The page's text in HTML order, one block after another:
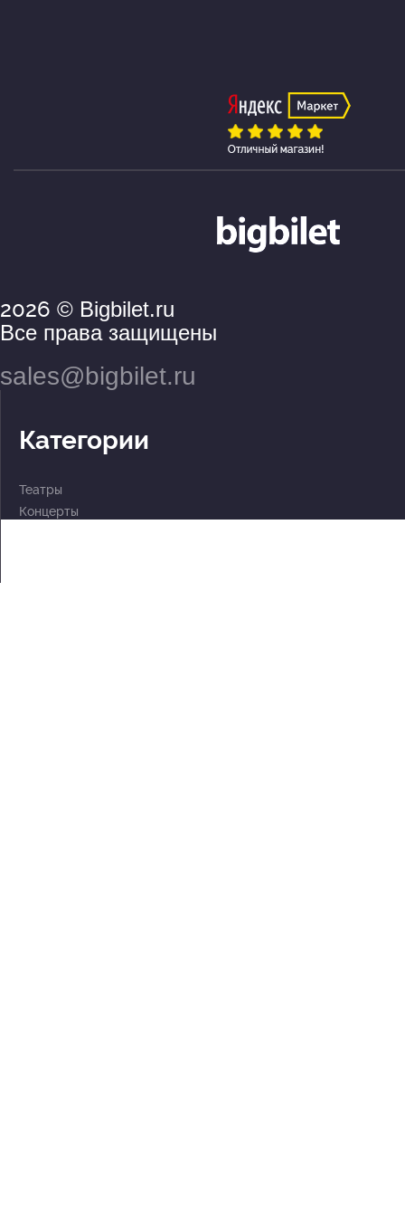
2026 © Bigbilet.ru
Все права защищены
sales@bigbilet.ru
Категории
Театры
Концерты